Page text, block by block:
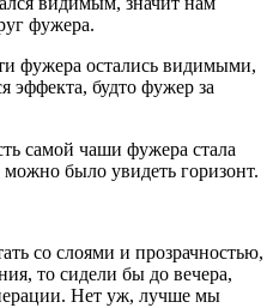
фужера.
фужера остались видимыми,
эффекта, будто фужер за
самой чаши фужера стала
было увидеть горизонт.
со слоями и прозрачностью,
то сидели бы до вечера,
Нет уж, лучше мы